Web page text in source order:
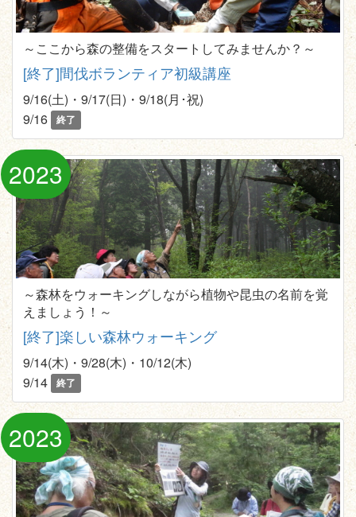
～ここから森の整備をスタートしてみませんか？～
[終了]間伐ボランティア初級講座
9/16(土)・9/17(日)・9/18(月･祝)
9/16
終了
2023
～森林をウォーキングしながら植物や昆虫の名前を覚
えましょう！～
[終了]楽しい森林ウォーキング
9/14(木)・9/28(木)・10/12(木)
9/14
終了
2023